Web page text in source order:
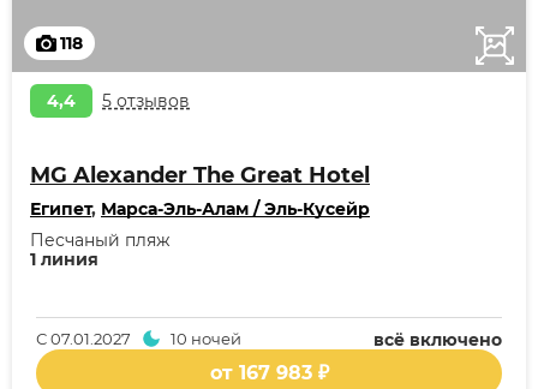
118
4,4 5 отзывов
MG Alexander The Great Hotel
Египет, Марса-Эль-Алам / Эль-Кусейр
1 линия
Песчаный пляж
всё включено
С07.01.2027 10 ночей
от 167 983 ₽